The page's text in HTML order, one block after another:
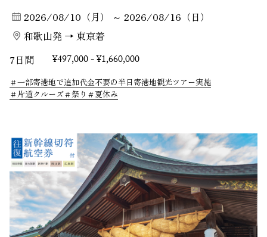
2026/08/10（月） ～ 2026/08/16（日）
和歌山発 → 東京着
7日間
¥497,000 - ¥1,660,000
一部寄港地で追加代金不要の半日寄港地観光ツアー実施
片道クルーズ
祭り 夏休み